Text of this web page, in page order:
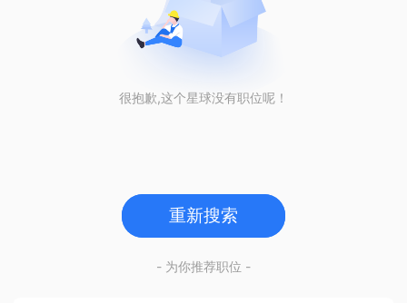
很抱歉,这个星球没有职位呢！
重新搜索
- 为你推荐职位 -